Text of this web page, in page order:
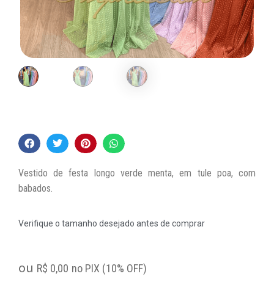
Vestido de festa longo verde menta, em tule poa, com
babados.
Verifique o tamanho desejado antes de comprar
ou R$ 0,00 no PIX (10% OFF)